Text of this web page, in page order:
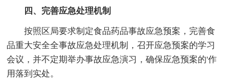
四、完善应急处理机制
按照区局要求制定食品药品事故应急预案，完善食
品重大安全全事故应急处理机制，召开应急预案的学习
会议，并不定期举办事故应急演习，确保应急预案的'作
用落到实处。